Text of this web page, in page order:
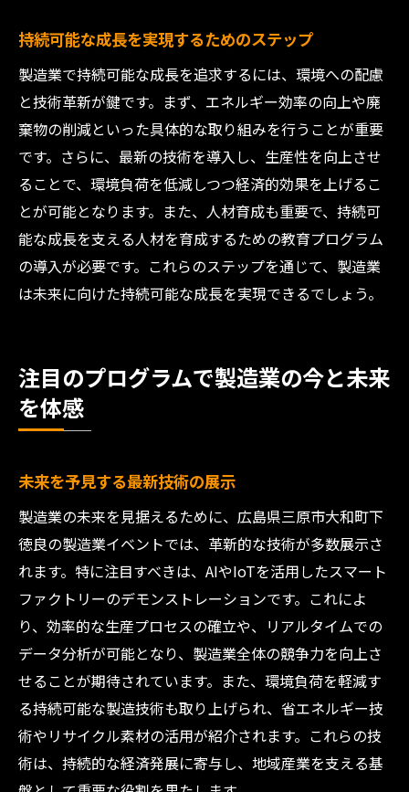
持続可能な成長を実現するためのステップ
製造業で持続可能な成長を追求するには、環境への配慮
と技術革新が鍵です。まず、エネルギー効率の向上や廃
棄物の削減といった具体的な取り組みを行うことが重要
です。さらに、最新の技術を導入し、生産性を向上させ
ることで、環境負荷を低減しつつ経済的効果を上げるこ
とが可能となります。また、人材育成も重要で、持続可
能な成長を支える人材を育成するための教育プログラム
の導入が必要です。これらのステップを通じて、製造業
は未来に向けた持続可能な成長を実現できるでしょう。
注目のプログラムで製造業の今と未来
を体感
未来を予見する最新技術の展示
製造業の未来を見据えるために、広島県三原市大和町下
徳良の製造業イベントでは、革新的な技術が多数展示さ
れます。特に注目すべきは、AIやIoTを活用したスマート
ファクトリーのデモンストレーションです。これによ
り、効率的な生産プロセスの確立や、リアルタイムでの
データ分析が可能となり、製造業全体の競争力を向上さ
せることが期待されています。また、環境負荷を軽減す
る持続可能な製造技術も取り上げられ、省エネルギー技
術やリサイクル素材の活用が紹介されます。これらの技
術は、持続的な経済発展に寄与し、地域産業を支える基